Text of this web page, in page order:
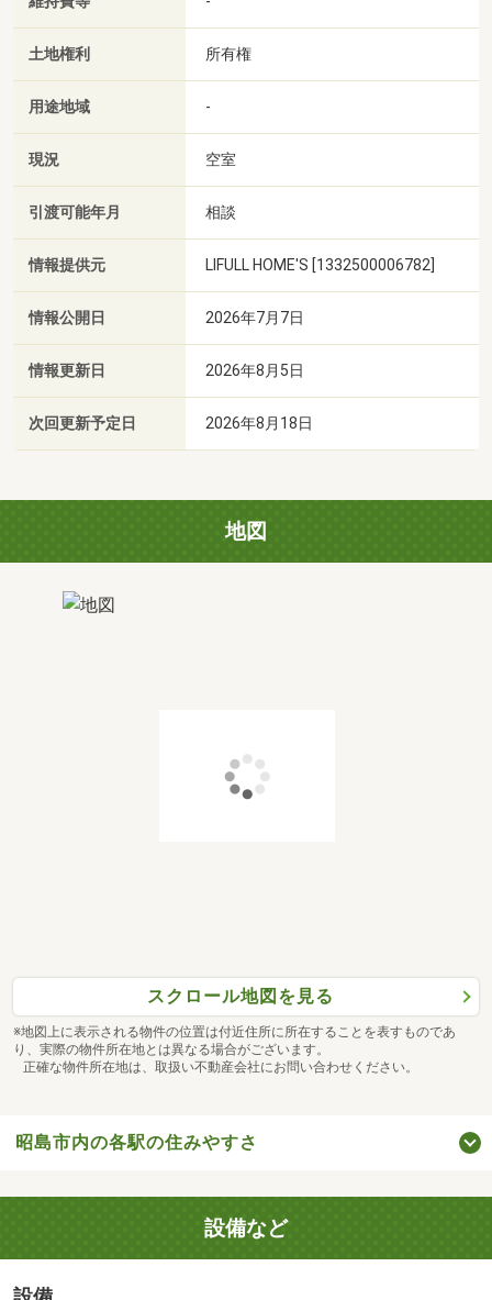
土地権利 所有権
用途地域 -
現況 空室
引渡可能年月 相談
情報提供元 LIFULL HOME'S [1332500006782]
情報公開日 2026年7月7日
情報更新日 2026年8月5日
次回更新予定日 2026年8月18日
地図
スクロール地図を見る
※地図上に表示される物件の位置は付近住所に所在することを表すものであ
り、実際の物件所在地とは異なる場合がございます。
正確な物件所在地は、取扱い不動産会社にお問い合わせください。
昭島市内の各駅の住みやすさ
設備など